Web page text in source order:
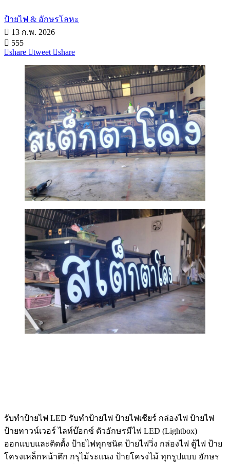
ป้ายไฟ & อักษรโลหะ
13 ก.พ. 2026
555
share
tweet share
รับทําป้ายไฟ LED รับทำป้ายไฟ ป้ายไฟเชียร์ กล่องไฟ ป้ายไฟ
ป้ายทาวน์เวอร์ ไลท์บ๊อกซ์ ตัวอักษรมีไฟ LED (Lightbox)
ออกแบบและติดตั้ง ป้ายไฟทุกชนิด ป้ายไฟวิ่ง กล่องไฟ ตู้ไฟ ป้าย
โครงเหล็กหน้าตึก กรุไม้ระแนง ป้ายโครงไม้ ทุกรูปแบบ อักษร